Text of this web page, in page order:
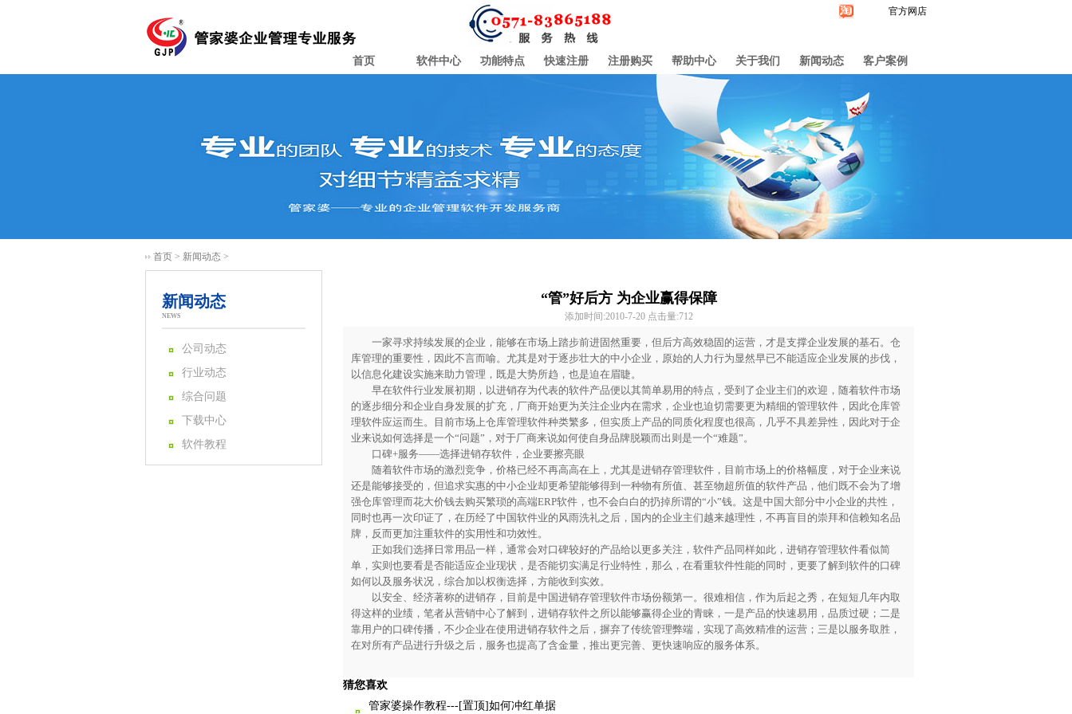
官方网店
首页 软件中心 功能特点 快速注册 注册购买 帮助中心 关于我们 新闻动态 客户案例
首页 > 新闻动态 >
新闻动态
NEWS
公司动态
行业动态
综合问题
下载中心
软件教程
“管”好后方 为企业赢得保障
添加时间:2010-7-20 点击量:712
一家寻求持续发展的企业，能够在市场上踏步前进固然重要，但后方高效稳固的运营，才是支撑企业发展的基石。仓
库管理的重要性，因此不言而喻。尤其是对于逐步壮大的中小企业，原始的人力行为显然早已不能适应企业发展的步伐，
以信息化建设实施来助力管理，既是大势所趋，也是迫在眉睫。
早在软件行业发展初期，以进销存为代表的软件产品便以其简单易用的特点，受到了企业主们的欢迎，随着软件市场
的逐步细分和企业自身发展的扩充，厂商开始更为关注企业内在需求，企业也迫切需要更为精细的管理软件，因此仓库管
理软件应运而生。目前市场上仓库管理软件种类繁多，但实质上产品的同质化程度也很高，几乎不具差异性，因此对于企
业来说如何选择是一个“问题”，对于厂商来说如何使自身品牌脱颖而出则是一个“难题”。
口碑+服务——选择进销存软件，企业要擦亮眼
随着软件市场的激烈竞争，价格已经不再高高在上，尤其是进销存管理软件，目前市场上的价格幅度，对于企业来说
还是能够接受的，但追求实惠的中小企业却更希望能够得到一种物有所值、甚至物超所值的软件产品，他们既不会为了增
强仓库管理而花大价钱去购买繁琐的高端ERP软件，也不会白白的扔掉所谓的“小”钱。这是中国大部分中小企业的共性，
同时也再一次印证了，在历经了中国软件业的风雨洗礼之后，国内的企业主们越来越理性，不再盲目的崇拜和信赖知名品
牌，反而更加注重软件的实用性和功效性。
正如我们选择日常用品一样，通常会对口碑较好的产品给以更多关注，软件产品同样如此，进销存管理软件看似简
单，实则也要看是否能适应企业现状，是否能切实满足行业特性，那么，在看重软件性能的同时，更要了解到软件的口碑
如何以及服务状况，综合加以权衡选择，方能收到实效。
以安全、经济著称的进销存，目前是中国进销存管理软件市场份额第一。很难相信，作为后起之秀，在短短几年内取
得这样的业绩，笔者从营销中心了解到，进销存软件之所以能够赢得企业的青睐，一是产品的快速易用，品质过硬；二是
靠用户的口碑传播，不少企业在使用进销存软件之后，摒弃了传统管理弊端，实现了高效精准的运营；三是以服务取胜，
在对所有产品进行升级之后，服务也提高了含金量，推出更完善、更快速响应的服务体系。
猜您喜欢
管家婆操作教程---[置顶]如何冲红单据